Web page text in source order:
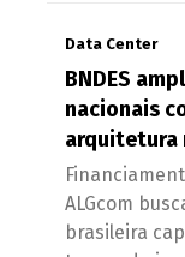
Data Center
BNDES
nacionais
arquitetura
ALGcom
brasileira